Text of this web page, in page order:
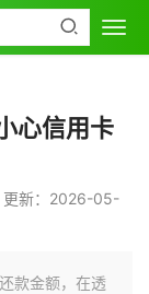
心信用卡
更新：2026-05-
款金额，在透